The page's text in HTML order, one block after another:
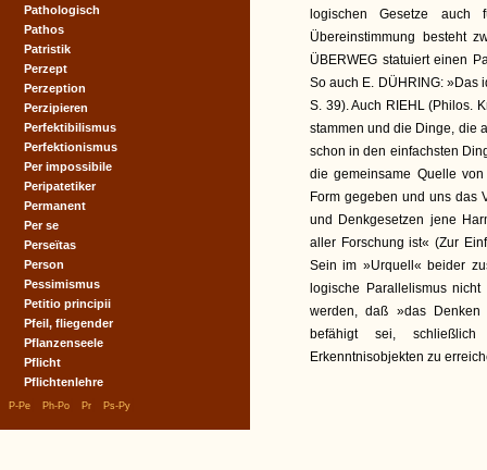
logischen Gesetze
Übereinstimmung besteht
ÜBERWEG statuiert einen
So auch E. DÜHRING: »Das
S. 39). Auch RIEHL (Philos.
stammen und die Dinge, die
schon in den einfachsten
die gemeinsame Quelle
Form gegeben und uns das
und Denkgesetzen jene
aller Forschung ist« (Zur
Sein im »Urquell« beider
logische Parallelismus
werden, daß »das
befähigt sei,
Erkenntnisobjekten zu
Pathologisch
Pathos
Patristik
Perzept
Perzeption
Perzipieren
Perfektibilismus
Perfektionismus
Per impossibile
Peripatetiker
Permanent
Per se
Perseïtas
Person
Pessimismus
Petitio principii
Pfeil, fliegender
Pflanzenseele
Pflicht
Pflichtenlehre
P-Pe Ph-Po Pr Ps-Py